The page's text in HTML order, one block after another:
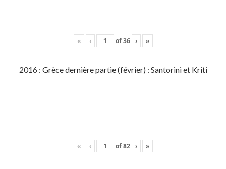
« ‹ of36 › »
2016 : Grèce dernière partie (février) : Santorini et Kriti
« ‹ of82 › »